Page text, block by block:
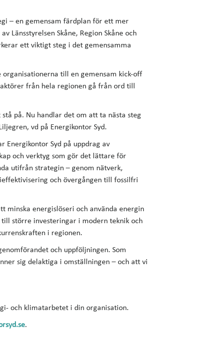
– en gemensam färdplan för ett mer
Länsstyrelsen Skåne, Region Skåne och
ett viktigt steg i det gemensamma
till en gemensam kick-off
från hela regionen gå från ord till
på. Nu handlar det om att ta nästa steg
vd på Energikontor Syd.
Energikontor Syd på uppdrag av
och verktyg som gör det lättare för
utifrån strategin – genom nätverk,
och övergången till fossilfri
minska energislöseri och använda energin
större investeringar i modern teknik och
i regionen.
och uppföljningen. Som
sig delaktiga i omställningen – och att vi
och klimatarbetet i din organisation.
.